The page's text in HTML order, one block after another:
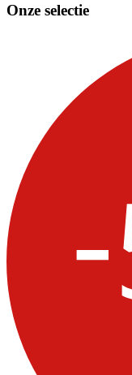
Onze selectie